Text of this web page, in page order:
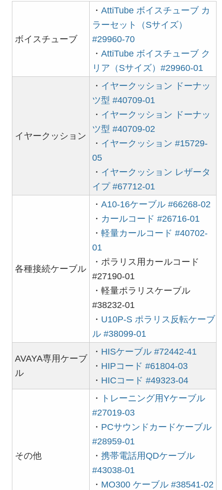
ボイスチューブ
・ AttiTube ボイスチューブ カ
ラーセット（Sサイズ）
#29960-70
・ AttiTube ボイスチューブ ク
リア（Sサイズ）#29960-01
イヤークッション
・ イヤークッション ドーナッ
ツ型 #40709-01
・ イヤークッション ドーナッ
ツ型 #40709-02
・ イヤークッション #15729-
05
・ イヤークッション レザータ
イプ #67712-01
各種接続ケーブル
・ A10-16ケーブル #66268-02
・ カールコード #26716-01
・ 軽量カールコード #40702-
01
・ポラリス用カールコード
#27190-01
・軽量ポラリスケーブル
#38232-01
・ U10P-S ポラリス反転ケーブ
ル #38099-01
AVAYA専用ケーブ
ル
・ HISケーブル #72442-41
・ HIPコード #61804-03
・ HICコード #49323-04
その他
・
トレーニング用Yケーブル
#27019-03
・ PCサウンドカードケーブル
#28959-01
・ 携帯電話用QDケーブル
#43038-01
・ MO300 ケーブル #38541-02